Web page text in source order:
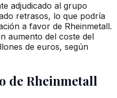
adjudicado al grupo
retrasos, lo que podría
a favor de Rheinmetall.
aumento del coste del
de euros, según
de Rheinmetall